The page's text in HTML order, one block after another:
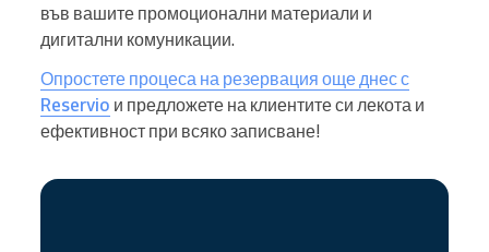
във вашите промоционални материали и
дигитални комуникации.
Опростете процеса на резервация още днес с
Reservio и предложете на клиентите си лекота и
ефективност при всяко записване!